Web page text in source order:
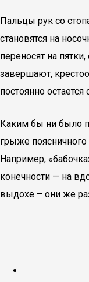
Пальцы рук со
становятся на
переносят на
завершают,
постоянно остается
Каким бы ни было
грыже поясничного
Например,
конечности — на
выдохе – они же